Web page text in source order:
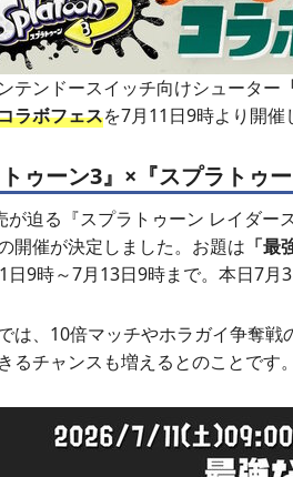
テンドースイッチ向けシューター
ラボフェスを7月11日9時より開催
ゥーン3』×『スプラトゥ
が迫る『スプラトゥーン レイダ
開催が決定しました。お題は 「
9時～7月13日9時まで。本日7月
は、10倍マッチやホラガイ争奪
るチャンスも増えるとのことです。